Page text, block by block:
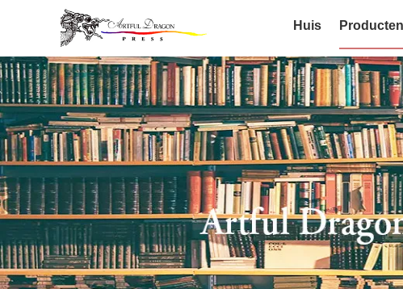
Huis Producten